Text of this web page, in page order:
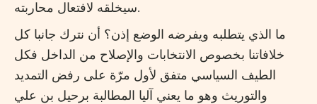
سيخلقه لافتعال محاربته.
ما الذي يتطلبه ويفرضه الوضع إذن؟ أن نترك جانبا كل
خلافاتنا بخصوص الانتخابات والإصلاح من الداخل فكل
الطيف السياسي متفق لأول مرّة على رفض التمديد
والتوريث وهو ما يعني آليا المطالبة برحيل بن علي